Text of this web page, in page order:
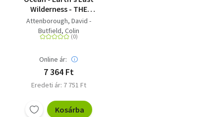
Wilderness - THE
LANDMARK NEW BOOK
BY DAVID
ATTENBOROUGH
Attenborough, David -
Butfield, Colin
Online ár:
7 364 Ft
Eredeti ár: 7 751 Ft
Kosárba